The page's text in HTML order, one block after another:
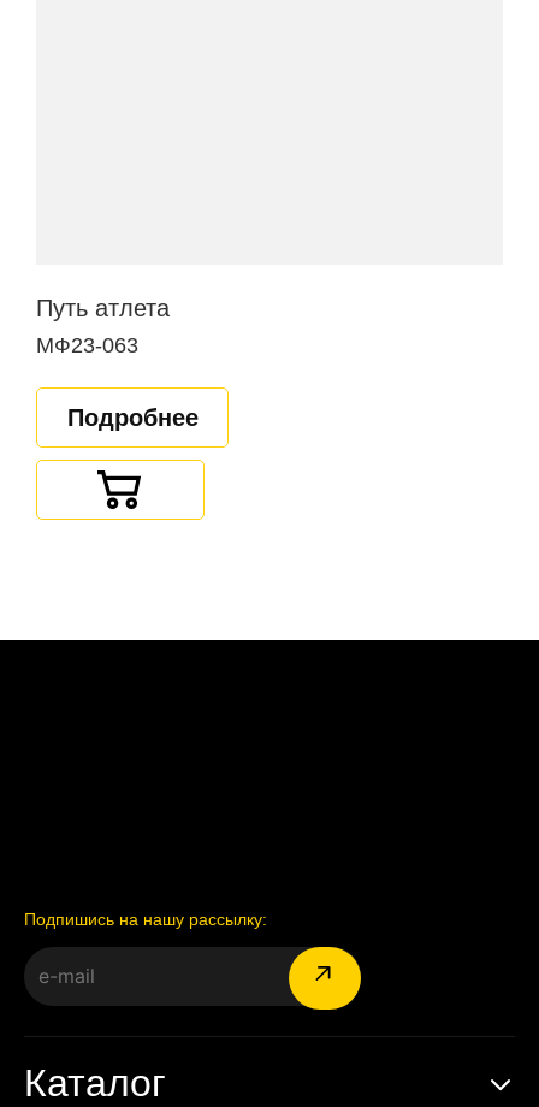
Путь атлета
МФ23-063
Подробнее
Подпишись на нашу рассылку:
Каталог